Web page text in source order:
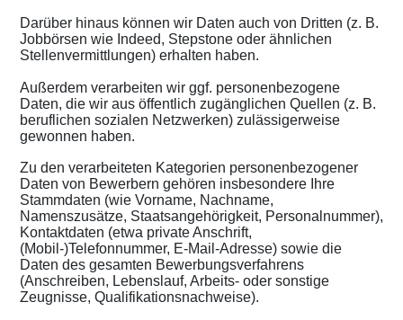
Darüber hinaus können wir Daten auch von Dritten (z. B.
Jobbörsen wie Indeed, Stepstone oder ähnlichen
Stellenvermittlungen) erhalten haben.
Außerdem verarbeiten wir ggf. personenbezogene
Daten, die wir aus öffentlich zugänglichen Quellen (z. B.
beruflichen sozialen Netzwerken) zulässigerweise
gewonnen haben.
Zu den verarbeiteten Kategorien personenbezogener
Daten von Bewerbern gehören insbesondere Ihre
Stammdaten (wie Vorname, Nachname,
Namenszusätze, Staatsangehörigkeit, Personalnummer),
Kontaktdaten (etwa private Anschrift,
(Mobil-)Telefonnummer, E-Mail-Adresse) sowie die
Daten des gesamten Bewerbungsverfahrens
(Anschreiben, Lebenslauf, Arbeits- oder sonstige
Zeugnisse, Qualifikationsnachweise).